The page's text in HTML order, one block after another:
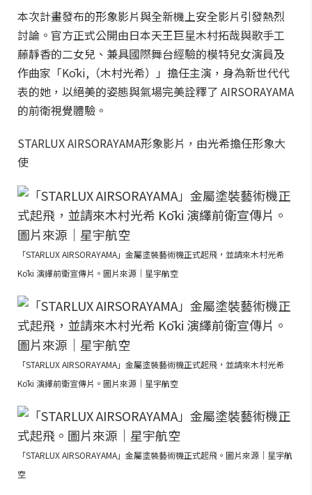
本次計畫發布的形象影片與全新機上安全影片引發熱烈
討論。官方正式公開由日本天王巨星木村拓哉與歌手工
藤靜香的二女兒、兼具國際舞台經驗的模特兒女演員及
作曲家「Kōki,（木村光希）」擔任主演，身為新世代代
表的她，以絕美的姿態與氣場完美詮釋了 AIRSORAYAMA
的前衛視覺體驗。
STARLUX AIRSORAYAMA形象影片，由光希擔任形象大
使
「STARLUX AIRSORAYAMA」金屬塗裝藝術機正式起飛，並請來木村光希
Kōki 演繹前衛宣傳片。圖片來源｜星宇航空
「STARLUX AIRSORAYAMA」金屬塗裝藝術機正式起飛，並請來木村光希
Kōki 演繹前衛宣傳片。圖片來源｜星宇航空
「STARLUX AIRSORAYAMA」金屬塗裝藝術機正式起飛。圖片來源｜星宇航
空